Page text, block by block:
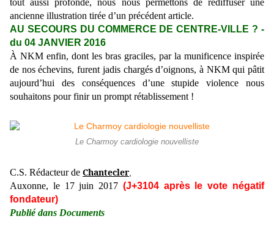
ancienne illustration tirée d’un précédent article.
AU SECOURS DU COMMERCE DE CENTRE-VILLE ? -
du 04 JANVIER 2016
À NKM enfin, dont les bras graciles, par la munificence inspirée
de nos échevins, furent jadis chargés d’oignons, à NKM qui pâtit
aujourd’hui des conséquences d’une stupide violence nous
souhaitons pour finir un prompt rétablissement !
Le Charmoy cardiologie nouvelliste
C.S. Rédacteur de Chantecler
Auxonne, le 17 juin 2017 (J+3104 après le vote négatif
fondateur)
Publié dans Documents